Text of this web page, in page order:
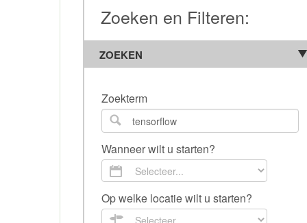
Zoeken en Filteren:
ZOEKEN
Zoekterm
Wanneer wilt u starten?
Op welke locatie wilt u starten?